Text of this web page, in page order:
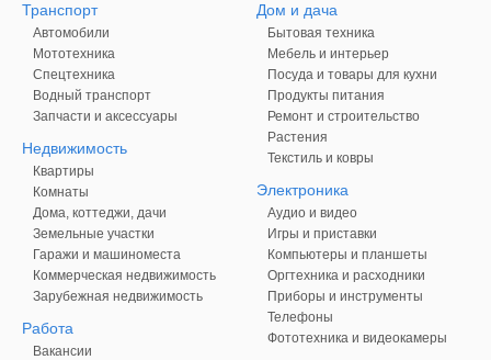
Транспорт
Автомобили
Мототехника
Спецтехника
Водный транспорт
Запчасти и аксессуары
Недвижимость
Квартиры
Комнаты
Дома, коттеджи, дачи
Земельные участки
Гаражи и машиноместа
Коммерческая недвижимость
Зарубежная недвижимость
Работа
Вакансии
Дом и дача
Бытовая техника
Мебель и интерьер
Посуда и товары для кухни
Продукты питания
Ремонт и строительство
Растения
Текстиль и ковры
Электроника
Аудио и видео
Игры и приставки
Компьютеры и планшеты
Оргтехника и расходники
Приборы и инструменты
Телефоны
Фототехника и видеокамеры